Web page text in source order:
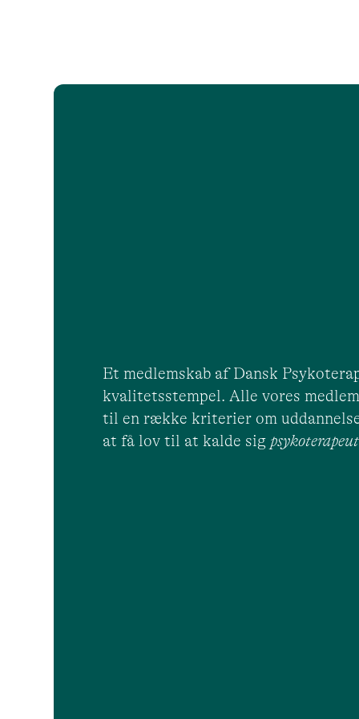
Et medlemskab af Dansk
kvalitetsstempel. Alle vores
til en række kriterier om
at få lov til at kalde sig